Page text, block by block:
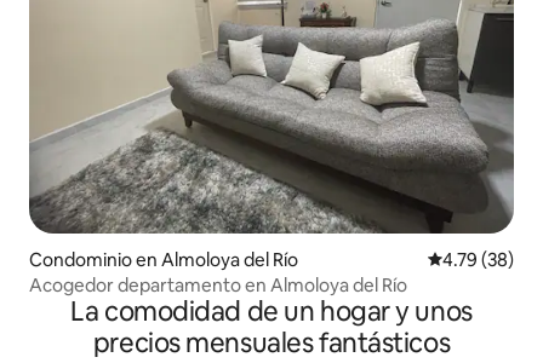
Condominio en Almoloya del Río Calificación
4.79 (38)
Acogedor departamento en Almoloya del Río
La comodidad de un hogar y unos
precios mensuales fantásticos